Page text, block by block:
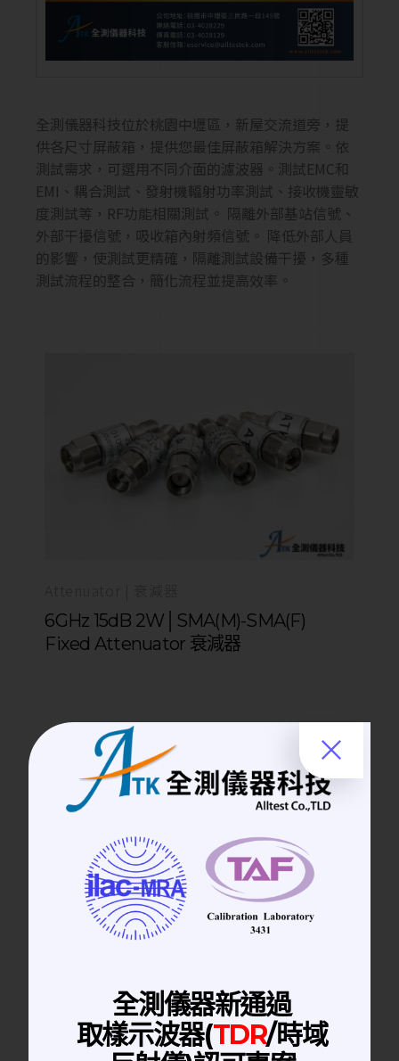
全測儀器科技位於桃園中壢區，新屋交流道旁，提
供各尺寸屏蔽箱，提供您最佳屏蔽箱解決方案。依
測試需求，可選用不同介面的濾波器。測試EMC和
EMI、耦合測試、發射機輻射功率測試、接收機靈敏
度測試等，RF功能相關測試。 隔離外部基站信號、
外部干擾信號，吸收箱內射頻信號。 降低外部人員
的影響，使測試更精確，隔離測試設備干擾，多種
測試流程的整合，簡化流程並提高效率。
6GHz 15dB 2W│SMA(M)-SMA(F)
Fixed Attenuator 衰減器
手動隔離箱
白色手動隔離箱
全測儀器新通過
取樣示波器(TDR/時域